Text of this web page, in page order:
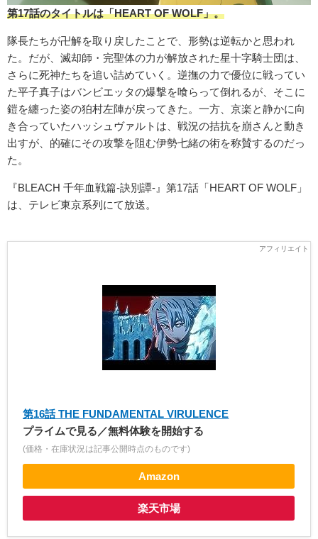
第17話のタイトルは「HEART OF WOLF」。
隊⻑たちが卍解を取り戻したことで、形勢は逆転かと思われ
た。だが、滅却師・完聖体の⼒が解放された星⼗字騎⼠団は、
さらに死神たちを追い詰めていく。逆撫の⼒で優位に戦ってい
た平⼦真⼦はバンビエッタの爆撃を喰らって倒れるが、そこに
鎧を纏った姿の狛村左陣が戻ってきた。⼀⽅、京楽と静かに向
き合っていたハッシュヴァルトは、戦況の拮抗を崩さんと動き
出すが、的確にその攻撃を阻む伊勢七緒の術を称賛するのだっ
た。
『BLEACH 千年血戦篇-訣別譚-』第17話「HEART OF WOLF」
は、テレビ東京系列にて放送。
第16話 THE FUNDAMENTAL VIRULENCE
プライムで見る／無料体験を開始する
(価格・在庫状況は記事公開時点のものです)
Amazon
楽天市場